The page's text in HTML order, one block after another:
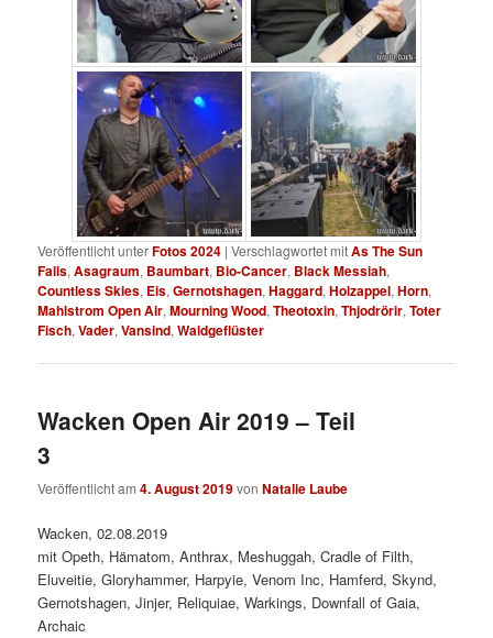
Veröffentlicht unterFotos 2024 |Verschlagwortet mitAs The Sun
Falls,Asagraum, Baumbart, Bio-Cancer, Black Messiah,
Countless Skies, Eis,Gernotshagen,Haggard,Holzappel,Horn,
Mahlstrom Open Air,Mourning Wood,Theotoxin,Thjodrörir,Toter
Fisch,Vader,Vansind,Waldgeflüster
Wacken Open Air 2019 – Teil
3
Veröffentlicht am4. August 2019vonNatalie Laube
Wacken, 02.08.2019
mit Opeth, Hämatom, Anthrax, Meshuggah, Cradle of Filth,
Eluveitie, Gloryhammer, Harpyie, Venom Inc, Hamferd, Skynd,
Gernotshagen, Jinjer, Reliquiae, Warkings, Downfall of Gaia,
Archaic